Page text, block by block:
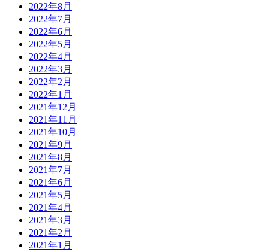
2022年8月
2022年7月
2022年6月
2022年5月
2022年4月
2022年3月
2022年2月
2022年1月
2021年12月
2021年11月
2021年10月
2021年9月
2021年8月
2021年7月
2021年6月
2021年5月
2021年4月
2021年3月
2021年2月
2021年1月